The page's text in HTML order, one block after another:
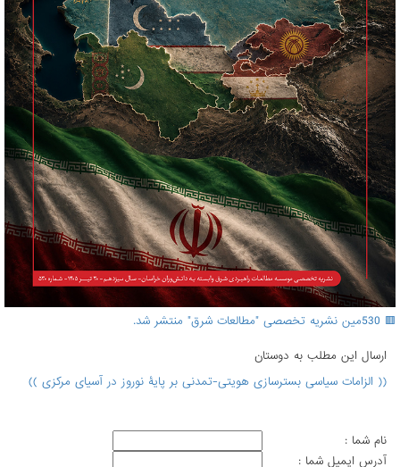
🟥 530مین نشریه تخصصی "مطالعات شرق" منتشر شد.
ارسال اين مطلب به دوستان
(( الزامات سیاسی بسترسازی هویتی-تمدنی بر پایۀ نوروز در آسیای مرکزی ))
نام شما :
آدرس ايميل شما :